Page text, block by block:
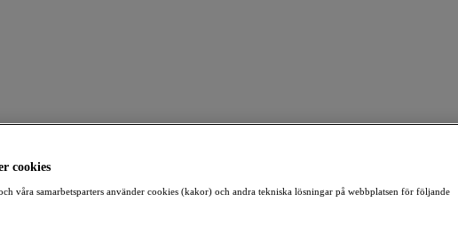
cookies
våra samarbetsparters använder cookies (kakor) och andra tekniska lösningar på webbplatsen för följande